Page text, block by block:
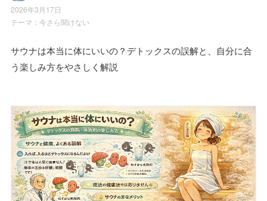
2026年3月17日
テーマ： 今さら聞けない
サウナは本当に体にいいの？デトックスの誤解と、自分に合
う楽しみ方をやさしく解説